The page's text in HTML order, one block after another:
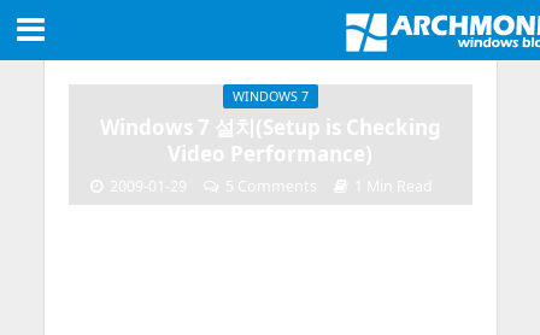
WINDOWS 7
Windows 7 설치(Setup is Checking
Video Performance)
2009-01-29 5 Comments 1 Min Read